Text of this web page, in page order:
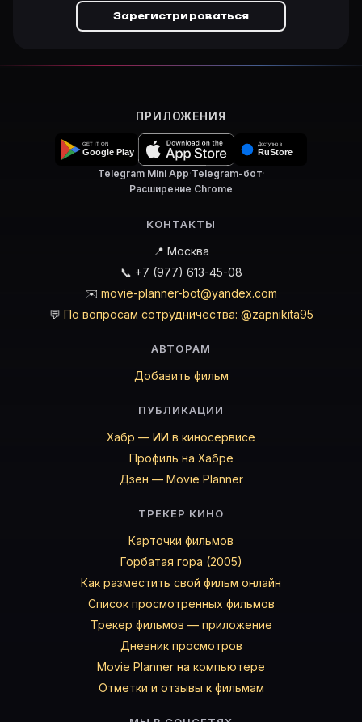
Зарегистрироваться
ПРИЛОЖЕНИЯ
Telegram Mini App·Telegram-бот·
Расширение Chrome
КОНТАКТЫ
📍 Москва
📞 +7 (977) 613-45-08
✉️ movie-planner-bot@yandex.com
💬 По вопросам сотрудничества: @zapnikita95
АВТОРАМ
Добавить фильм
ПУБЛИКАЦИИ
Хабр — ИИ в киносервисе
Профиль на Хабре
Дзен — Movie Planner
ТРЕКЕР КИНО
Карточки фильмов
Горбатая гора (2005)
Как разместить свой фильм онлайн
Список просмотренных фильмов
Трекер фильмов — приложение
Дневник просмотров
Movie Planner на компьютере
Отметки и отзывы к фильмам